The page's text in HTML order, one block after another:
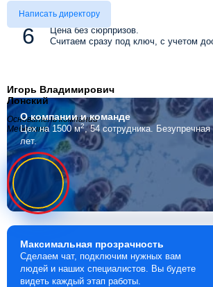
Цена без сюрпризов.
Считаем сразу под ключ, с учетом
Написать директору
Игорь Владимирович
Лонский
Основатель компании
Мебелино
О компаниии команде
Цех на 1500 м2, 54 сотрудника.
лет.
Максимальная прозрачность
Сделаем чат, подключим нужных вам
людей и наших специалистов. Вы будете
видеть каждый этап работы.